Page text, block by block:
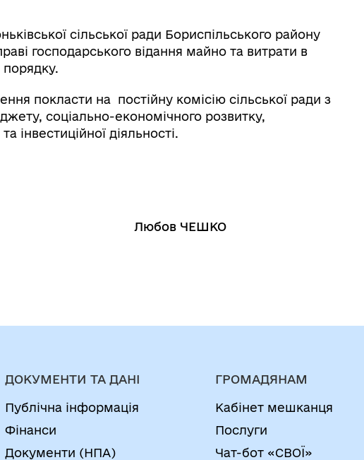
сільської ради Бориспільського району
господарського відання майно та витрати в
покласти на постійну комісію сільської ради з
соціально-економічного розвитку,
інвестиційної діяльності.
ЧЕШКО
ДОКУМЕНТИ ТА ДАНІ
Публічна інформація
Фінанси
Документи (НПА)
ГРОМАДЯНАМ
Кабінет мешканця
Послуги
Чат-бот «СВОЇ»